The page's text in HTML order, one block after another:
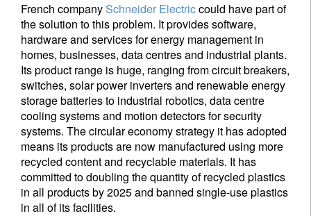
French company Schneider Electriccould have part of
the solution to this problem. It provides software,
hardware and services for energy management in
homes, businesses, data centres and industrial plants.
Its product range is huge, ranging from circuit breakers,
switches, solar power inverters and renewable energy
storage batteries to industrial robotics, data centre
cooling systems and motion detectors for security
systems. The circular economy strategy it has adopted
means its products are now manufactured using more
recycled content and recyclable materials. It has
committed to doubling the quantity of recycled plastics
in all products by 2025 and banned single-use plastics
in all of its facilities.